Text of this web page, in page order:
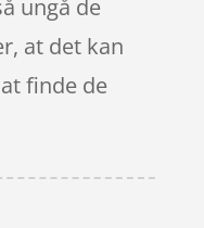
ungå de
at det kan
finde de